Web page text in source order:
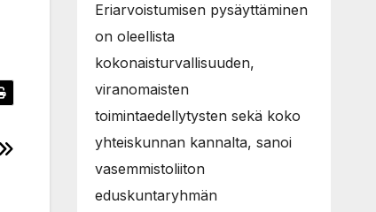
Eriarvoistumisen pysäyttäminen
on oleellista
kokonaisturvallisuuden,
viranomaisten
toimintaedellytysten sekä koko
yhteiskunnan kannalta, sanoi
vasemmistoliiton
eduskuntaryhmän